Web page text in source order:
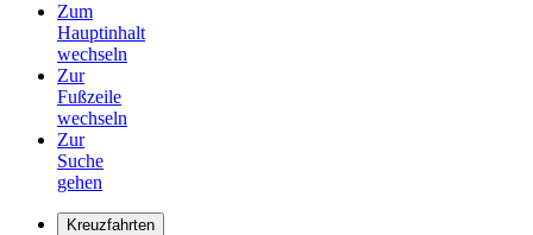
Zum
Hauptinhalt
wechseln
Zur
Fußzeile
wechseln
Zur
Suche
gehen
Kreuzfahrten